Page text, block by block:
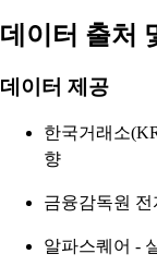
데이터 출처
데이터 제공
한국거래소
향
금융감독원
알파스퀘어 -